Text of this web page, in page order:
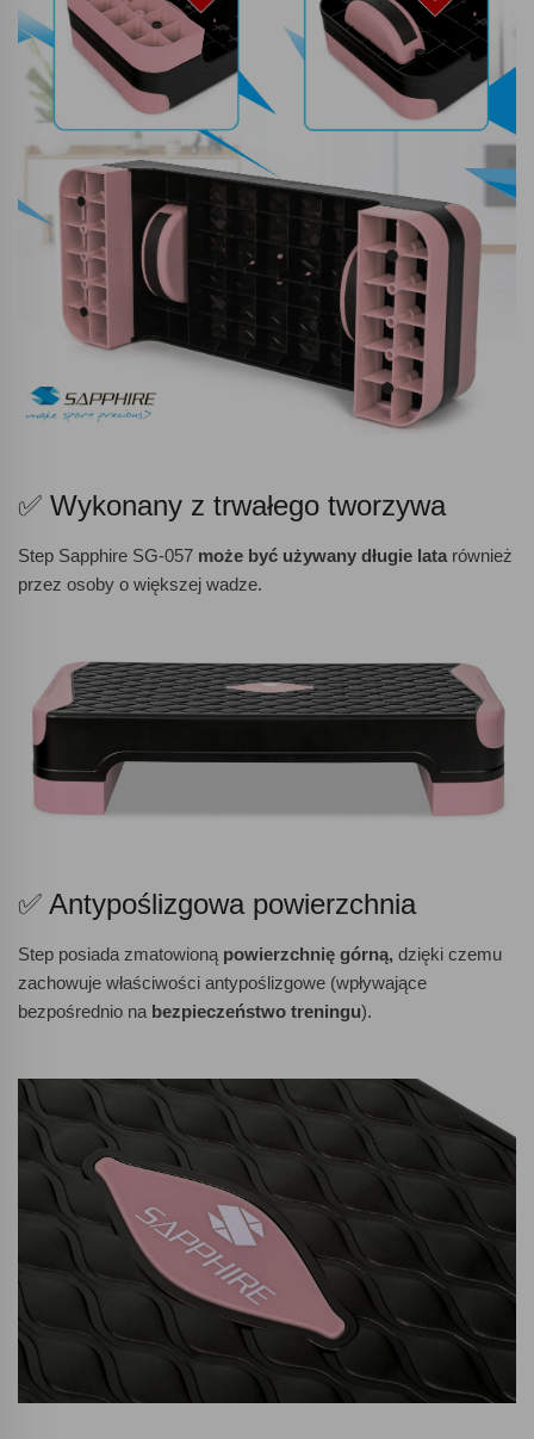
✅ Wykonany z trwałego tworzywa
Step Sapphire SG-057 może być używany długie lata również
przez osoby o większej wadze.
✅ Antypoślizgowa powierzchnia
Step posiada zmatowioną powierzchnię górną, dzięki czemu
zachowuje właściwości antypoślizgowe (wpływające
bezpośrednio na bezpieczeństwo treningu).